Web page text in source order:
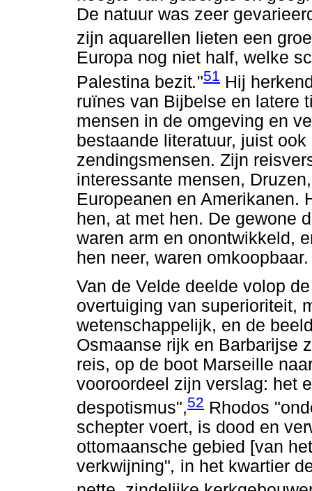
De natuur was zeer
zijn aquarellen lieten een
Europa nog niet half, welke
Palestina bezit."51 Hij
ruïnes van Bijbelse en latere
mensen in de omgeving en
bestaande literatuur, juist
zendingsmensen. Zijn
interessante mensen,
Europeanen en Amerikanen.
hen, at met hen. De gewone
waren arm en onontwikkeld,
hen neer, waren omkoopbaar.
Van de Velde deelde volop
overtuiging van superioriteit,
wetenschappelijk, en de
Osmaanse rijk en Barbarijse
reis, op de boot Marseille
vooroordeel zijn verslag: het
despotismus",52 Rhodos
schepter voert, is dood en
ottomaansche gebied [van
verkwijning", in het kwartier